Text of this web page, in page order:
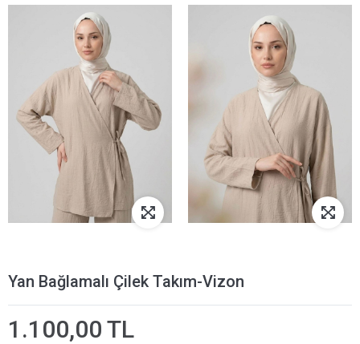
Yan Bağlamalı Çilek Takım-Vizon
1.100,00 TL